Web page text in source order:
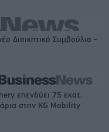
Διοικητικό Συμβούλιο -
επενδύει 75 εκατ.
στην KG Mobility